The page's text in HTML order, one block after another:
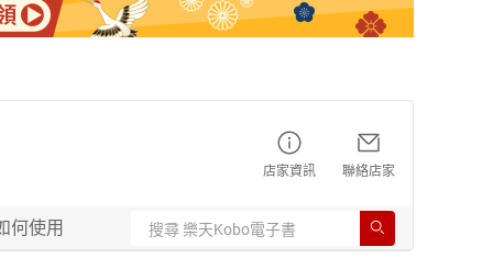
店家資訊 聯絡店家
何使用